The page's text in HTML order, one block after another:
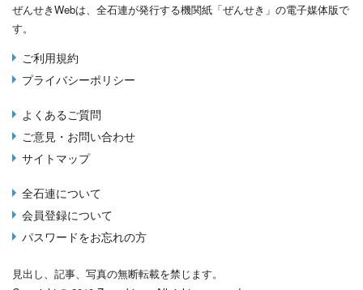
ぜんせきWebは、全石連が発行する機関紙「ぜんせき」の電子媒体版で
す。
Terms
menu
ご利用規約
プライバシーポリシー
Footer
menu
よくあるご質問
ご意見・お問い合わせ
サイトマップ
About
menu
全石連について
会員登録について
パスワードをお忘れの方
見出し、記事、写真の無断転載を禁じます。